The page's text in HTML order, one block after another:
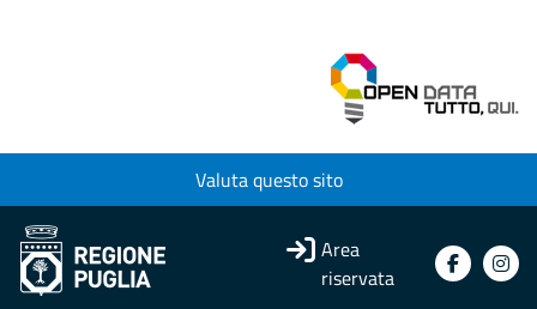
Valuta questo sito
Area
riservata